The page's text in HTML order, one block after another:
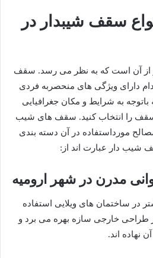
سقف شیبدار در
از آن است که به نظر می رسد. سقف
دارای ویژگی های منحصربه فردی
به شرایط و مکان جغرافیایی
سقف را انتخاب کنید. سقف های شیب
مورداستفاده در آن دسته بندی
شیب دار عبارت اند از:
مدرن در شهر ارومیه
در ساختمان های ویلایی استفاده
طراحی خارجی سازه بهره می برد و
نهاده اند.